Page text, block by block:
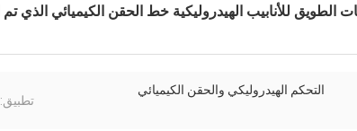
التحكم الهيدروليكي والحقن الكيميائي
تطبيق: